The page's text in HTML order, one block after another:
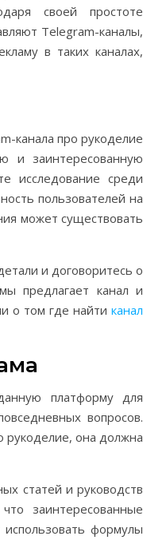
своей простоте
Telegram-каналы,
в таких каналах,
канала про рукоделие
и заинтересованную
исследование среди
пользователей на
может существовать
и договоритесь о
предлагает канал и
о том где найти канал
платформу для
вопросов.
рукоделие, она должна
статей и руководств
заинтересованные
формулы